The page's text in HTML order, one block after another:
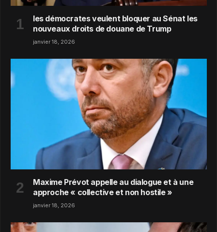
les démocrates veulent bloquer au Sénat les
nouveaux droits de douane de Trump
janvier 18, 2026
Maxime Prévot appelle au dialogue et à une
approche « collective et non hostile »
janvier 18, 2026